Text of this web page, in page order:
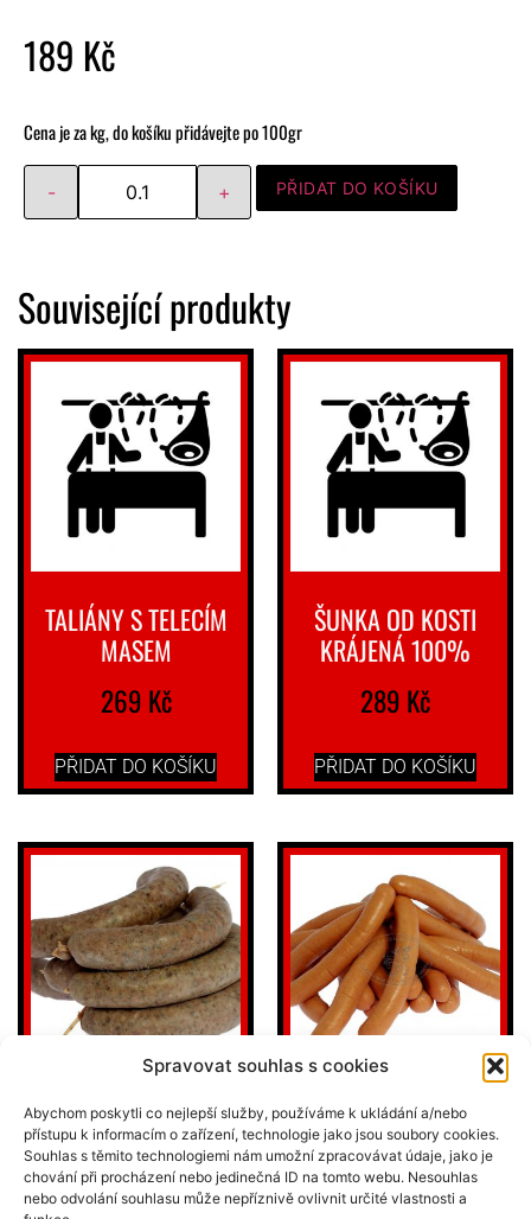
Spravovat souhlas s cookies
Abychom poskytli co nejlepší služby, používáme k ukládání a/nebo
přístupu k informacím o zařízení, technologie jako jsou soubory cookies.
Souhlas s těmito technologiemi nám umožní zpracovávat údaje, jako je
chování při procházení nebo jedinečná ID na tomto webu. Nesouhlas
nebo odvolání souhlasu může nepříznivě ovlivnit určité vlastnosti a
189 Kč
Cena je za kg, do košíku přidávejte po 100gr
PŘIDAT DO KOŠÍKU
Související produkty
TALIÁNY S TELECÍM
MASEM
269 Kč
PŘIDAT DO KOŠÍKU
ŠUNKA OD KOSTI
KRÁJENÁ 100%
289 Kč
PŘIDAT DO KOŠÍKU
JITRNICE LAHŮDKOVÉ
ŠPEJLOVANÉ
159Kč
VÍDEŇSKÉ PÁRKY –
(MASOVÉ PÁRKY)
279Kč